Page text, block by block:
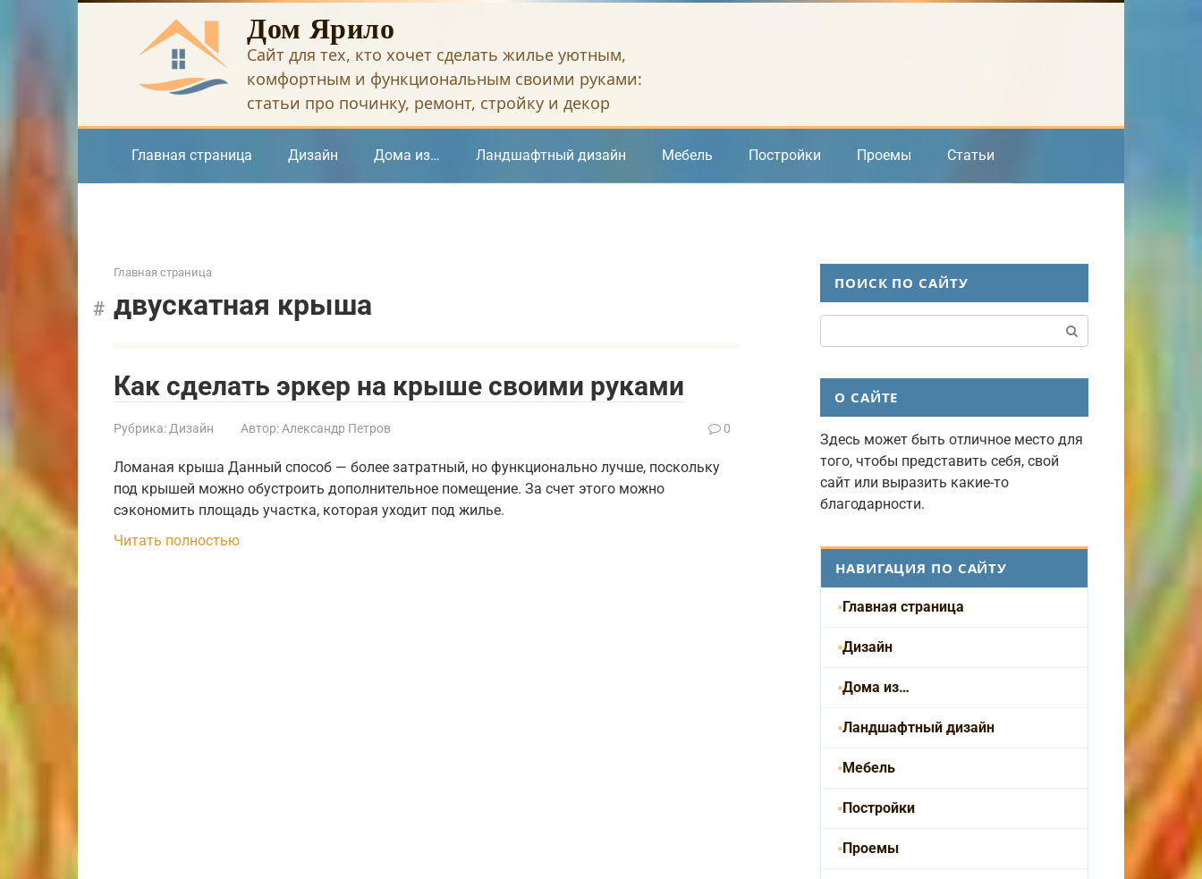
Дом Ярило
Сайт для тех, кто хочет сделать жилье уютным,
комфортным и функциональным своими руками:
статьи про починку, ремонт, стройку и декор
Главная страница Дизайн Дома из… Ландшафтный дизайн Мебель Постройки Проемы Статьи
Главная страница
двускатная крыша
Как сделать эркер на крыше своими руками
Рубрика: Дизайн Автор: Александр Петров 0
Ломаная крыша Данный способ — более затратный, но функционально лучше, поскольку
под крышей можно обустроить дополнительное помещение. За счет этого можно
сэкономить площадь участка, которая уходит под жилье.
Читать полностью
ПОИСК ПО САЙТУ
О САЙТЕ
Здесь может быть отличное место для
того, чтобы представить себя, свой
сайт или выразить какие-то
благодарности.
НАВИГАЦИЯ ПО САЙТУ
Главная страница
Дизайн
Дома из…
Ландшафтный дизайн
Мебель
Постройки
Проемы